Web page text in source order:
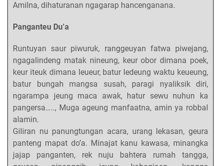
Amilna, dihaturanan ngagarap hancenganana.
Panganteu Du’a
Runtuyan saur piwuruk, ranggeuyan fatwa piwejang,
ngagalindeng matak nineung, keur obor dimana poek,
keur iteuk dimana leueur, batur ledeung waktu keueung,
batur bungah mangsa susah, paragi nyaliksik diri,
ngarampa jeung maca awak, hatur sewu nuhun ka
pangersa….., Muga ageung manfaatna, amin ya robbal
alamin.
Giliran nu panungtungan acara, urang lekasan, geura
panteng mapat do’a. Minajat kanu kawasa, minangka
jajap panganten, rek nuju bahtera rumah tangga,